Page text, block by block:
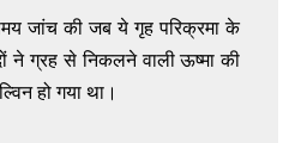
जांच की जब ये गृह परिक्रमा के
ने ग्रह से निकलने वाली ऊष्मा की
हो गया था ।